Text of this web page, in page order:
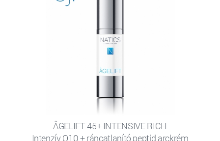
ÂGELIFT 45+ INTENSIVE RICH
Intenzív Q10 + ráncatlanító peptid arckrém